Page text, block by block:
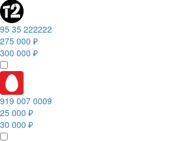
95 35 222222
275 000 ₽
300 000 ₽
919 007 0009
25 000 ₽
30 000 ₽